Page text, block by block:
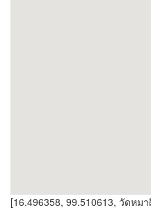
[16.496358, 99.510613, วัดหมา